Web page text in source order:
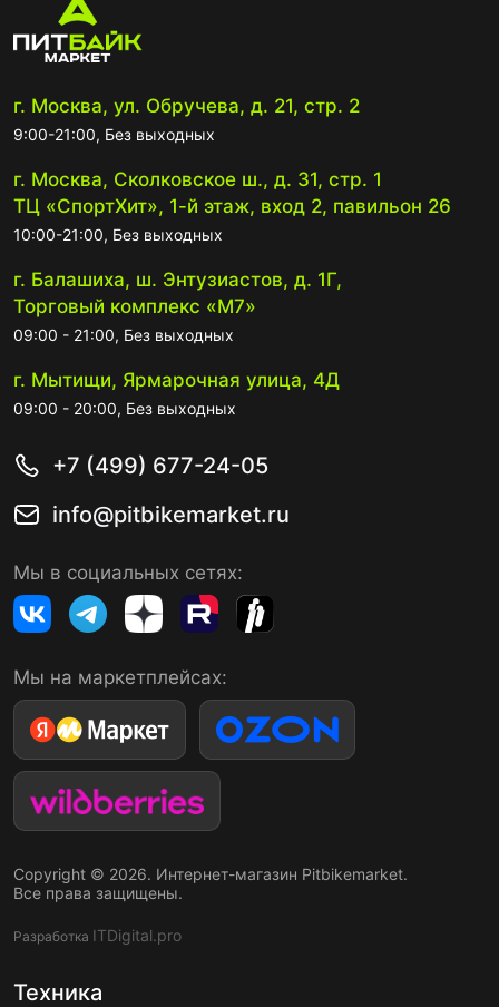
г. Москва, ул. Обручева, д. 21, стр. 2
9:00-21:00, Без выходных
г. Москва, Сколковское ш., д. 31, стр. 1
ТЦ «СпортХит», 1-й этаж, вход 2, павильон 26
10:00-21:00, Без выходных
г. Балашиха, ш. Энтузиастов, д. 1Г,
Торговый комплекс «М7»
09:00 - 21:00, Без выходных
г. Мытищи, Ярмарочная улица, 4Д
09:00 - 20:00, Без выходных
+7 (499) 677-24-05
info@pitbikemarket.ru
Мы в социальных сетях:
Мы на маркетплейсах:
Copyright © 2026. Интернет-магазин Pitbikemarket.
Все права защищены.
Разработка ITDigital.pro
Техника